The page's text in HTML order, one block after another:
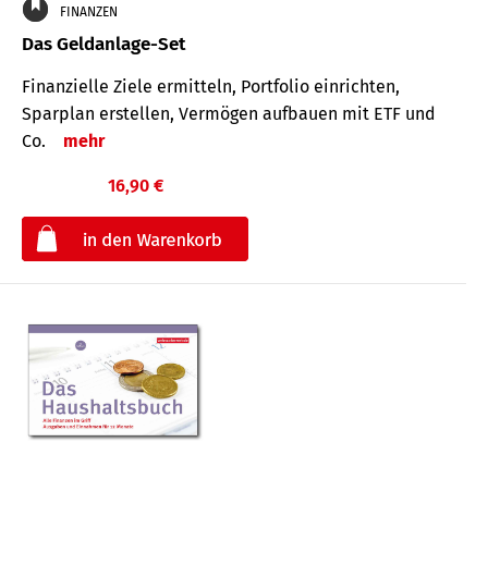
FINANZEN
Das Geldanlage-Set
Finanzielle Ziele ermitteln, Portfolio einrichten,
Sparplan erstellen, Vermögen aufbauen mit ETF und
Co.
mehr
16,90 €